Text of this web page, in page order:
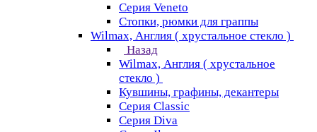
Серия Veneto
Стопки, рюмки для граппы
Wilmax, Англия ( хрустальное стекло )
Назад
Wilmax, Англия ( хрустальное
стекло )
Кувшины, графины, декантеры
Серия Classic
Серия Diva